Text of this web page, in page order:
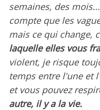
semaines, des
compte que les
mais ce qui change, c
laquelle elles vous
violent, je risque
temps entre l'une et
et vous pouvez
autre, il y a la vie.